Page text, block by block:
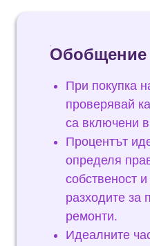
Обобщение
При покупка
проверявай
са включени
Процентът
определя
собственост
разходите за
ремонти.
Идеалните